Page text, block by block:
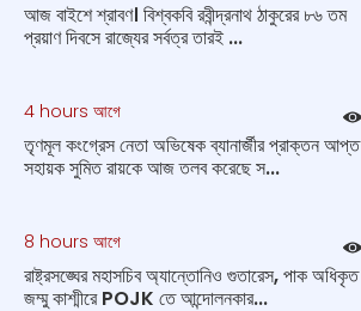
আজ বাইশে শ্রাবণ। বিশ্বকবি রবীন্দ্রনাথ ঠাকুরের ৮৬ তম
প্রয়াণ দিবসে রাজ্যের সর্বত্র তারই ...
4 hours আগে
তৃণমূল কংগ্রেস নেতা অভিষেক ব্যানার্জীর প্রাক্তন আপ্ত
সহায়ক সুমিত রায়কে আজ তলব করেছে স...
8 hours আগে
রাষ্ট্রসঙ্ঘের মহাসচিব অ্যান্তোনিও গুতারেস, পাক অধিকৃত
জম্মু কাশ্মীরে POJK তে আন্দোলনকার...